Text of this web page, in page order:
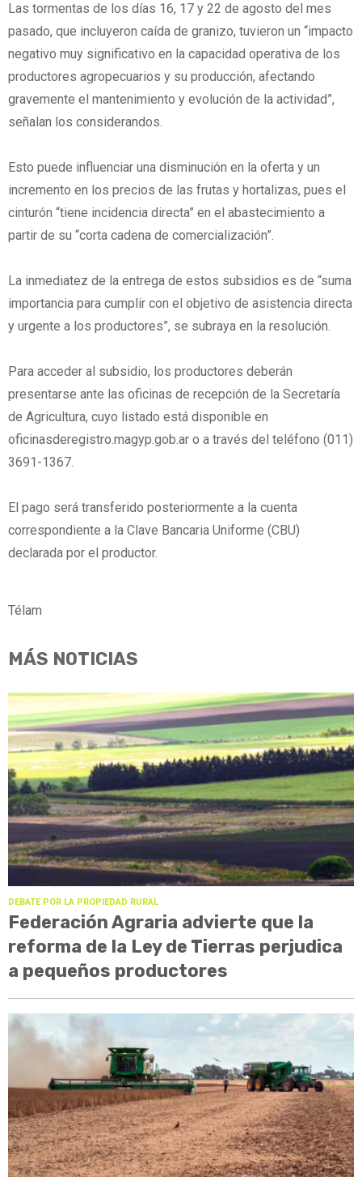
Las tormentas de los días 16, 17 y 22 de agosto del mes
pasado, que incluyeron caída de granizo, tuvieron un “impacto
negativo muy significativo en la capacidad operativa de los
productores agropecuarios y su producción, afectando
gravemente el mantenimiento y evolución de la actividad”,
señalan los considerandos.
Esto puede influenciar una disminución en la oferta y un
incremento en los precios de las frutas y hortalizas, pues el
cinturón “tiene incidencia directa” en el abastecimiento a
partir de su “corta cadena de comercialización”.
La inmediatez de la entrega de estos subsidios es de “suma
importancia para cumplir con el objetivo de asistencia directa
y urgente a los productores”, se subraya en la resolución.
Para acceder al subsidio, los productores deberán
presentarse ante las oficinas de recepción de la Secretaría
de Agricultura, cuyo listado está disponible en
oficinasderegistro.magyp.gob.ar o a través del teléfono (011)
3691-1367.
El pago será transferido posteriormente a la cuenta
correspondiente a la Clave Bancaria Uniforme (CBU)
declarada por el productor.
Télam
MÁS NOTICIAS
DEBATE POR LA PROPIEDAD RURAL
Federación Agraria advierte que la
reforma de la Ley de Tierras perjudica
a pequeños productores